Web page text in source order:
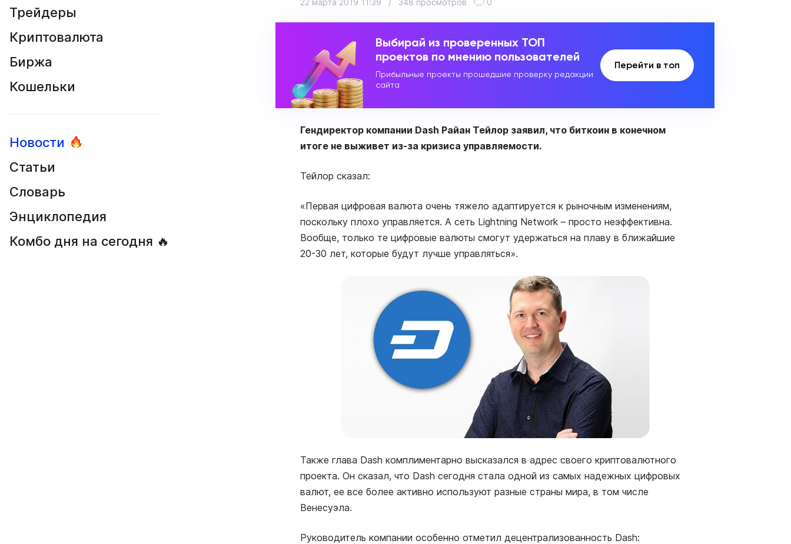
Трейдеры
Криптовалюта
Биржа
Кошельки
Новости
Статьи
Словарь
Энциклопедия
Комбо дня на сегодня 🔥
22 марта 2019 11:39 / 348 просмотров 0
Выбирай из проверенных ТОП
проектов по мнению пользователей
Прибыльные проекты прошедшие проверку редакции
сайта
Перейти в топ
Гендиректор компании Dash Райан Тейлор заявил, что биткоин в конечном
итоге не выживет из-за кризиса управляемости.
Тейлор сказал:
«Первая цифровая валюта очень тяжело адаптируется к рыночным изменениям,
поскольку плохо управляется. А сеть Lightning Network – просто неэффективна.
Вообще, только те цифровые валюты смогут удержаться на плаву в ближайшие
20-30 лет, которые будут лучше управляться».
Также глава Dash комплиментарно высказался в адрес своего криптовалютного
проекта. Он сказал, что Dash сегодня стала одной из самых надежных цифровых
валют, ее все более активно используют разные страны мира, в том числе
Венесуэла.
Руководитель компании особенно отметил децентрализованность Dash: